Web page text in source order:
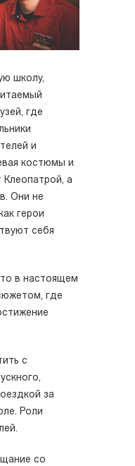
школу,
где
и
костюмы и
Клеопатрой, а
Они не
герои
себя
в настоящем
где
с
за
Роли
со